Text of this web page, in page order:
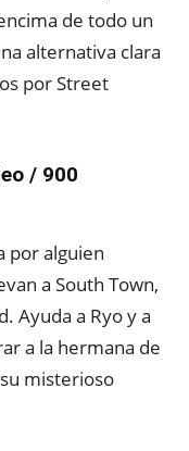
de todo un
alternativa clara
por Street
/ 900
por alguien
a South Town,
Ayuda a Ryo y a
a la hermana de
misterioso